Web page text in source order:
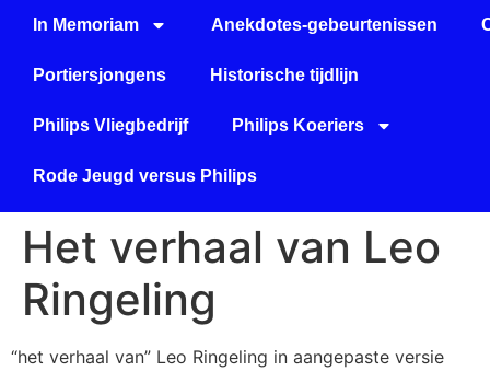
In Memoriam Anekdotes-gebeurtenissen
Portiersjongens Historische tijdlijn
Philips Vliegbedrijf Philips Koeriers
Rode Jeugd versus Philips
Het verhaal van Leo
Ringeling
“het verhaal van” Leo Ringeling in aangepaste versie